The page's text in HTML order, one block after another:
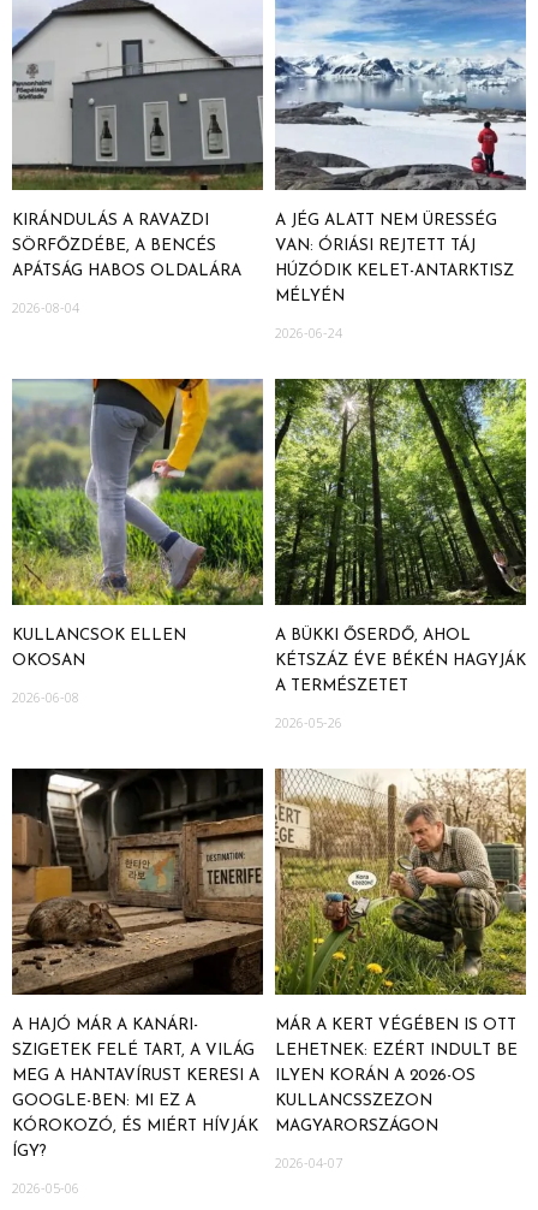
KIRÁNDULÁS A RAVAZDI
SÖRFŐZDÉBE, A BENCÉS
APÁTSÁG HABOS OLDALÁRA
2026-08-04
A JÉG ALATT NEM ÜRESSÉG
VAN: ÓRIÁSI REJTETT TÁJ
HÚZÓDIK KELET-ANTARKTISZ
MÉLYÉN
2026-06-24
KULLANCSOK ELLEN
OKOSAN
2026-06-08
A BÜKKI ŐSERDŐ, AHOL
KÉTSZÁZ ÉVE BÉKÉN HAGYJÁK
A TERMÉSZETET
2026-05-26
A HAJÓ MÁR A KANÁRI-
SZIGETEK FELÉ TART, A VILÁG
MEG A HANTAVÍRUST KERESI A
GOOGLE-BEN: MI EZ A
KÓROKOZÓ, ÉS MIÉRT HÍVJÁK
ÍGY?
2026-05-06
MÁR A KERT VÉGÉBEN IS OTT
LEHETNEK: EZÉRT INDULT BE
ILYEN KORÁN A 2026-OS
KULLANCSSZEZON
MAGYARORSZÁGON
2026-04-07